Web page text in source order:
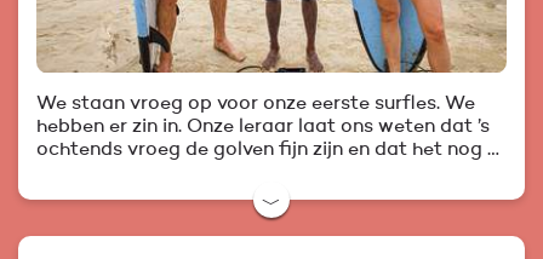
We staan vroeg op voor onze eerste surfles. We
hebben er zin in. Onze leraar laat ons weten dat ’s
ochtends vroeg de golven fijn zijn en dat het nog …
﹀